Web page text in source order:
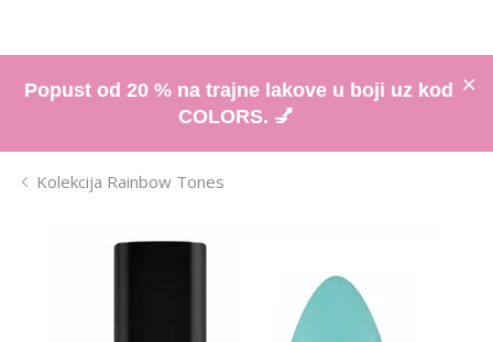
Popust od 20 % na trajne lakove u boji uz kod
COLORS. 💅
Kolekcija Rainbow Tones